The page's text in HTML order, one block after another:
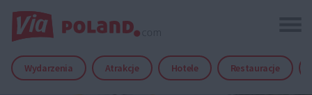
Wydarzenia Atrakcje Hotele Restauracje